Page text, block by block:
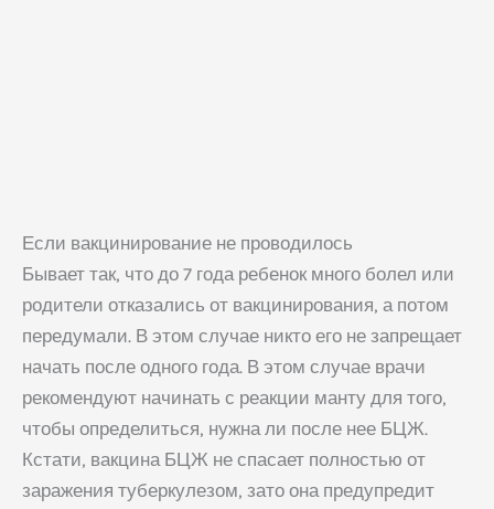
Если вакцинирование не проводилось
Бывает так, что до 7 года ребенок много болел или
родители отказались от вакцинирования, а потом
передумали. В этом случае никто его не запрещает
начать после одного года. В этом случае врачи
рекомендуют начинать с реакции манту для того,
чтобы определиться, нужна ли после нее БЦЖ.
Кстати, вакцина БЦЖ не спасает полностью от
заражения туберкулезом, зато она предупредит